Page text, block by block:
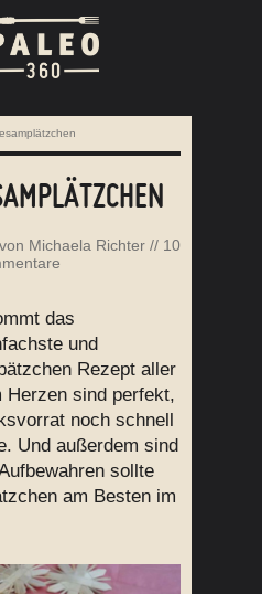
Michaela Richter// 10
das
und
Rezept aller
Herzen sind perfekt,
noch schnell
Und außerdem sind
sollte
am Besten im